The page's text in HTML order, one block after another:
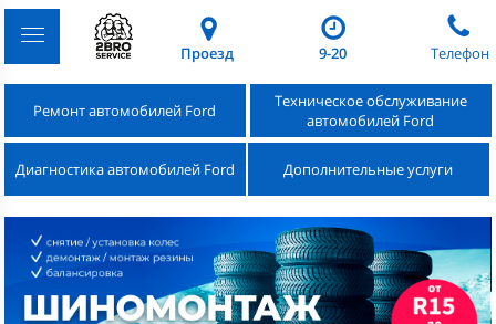
Проезд 9-20 Телефон
Ремонт автомобилей Ford
Техническое обслуживание
автомобилей Ford
Диагностика автомобилей Ford Дополнительные услуги